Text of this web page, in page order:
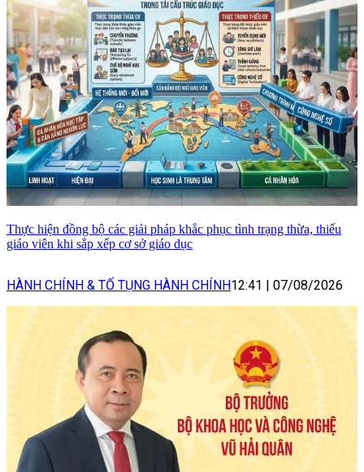
Thực hiện đồng bộ các giải pháp khắc phục tình trạng thừa, thiếu
giáo viên khi sắp xếp cơ sở giáo dục
HÀNH CHÍNH & TỐ TỤNG HÀNH CHÍNH12:41 | 07/08/2026